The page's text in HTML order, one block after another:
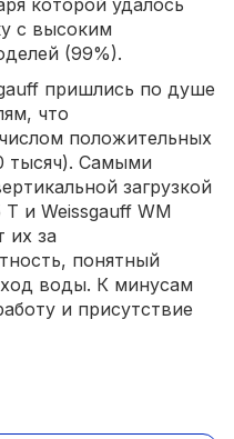
которой удалось
с высоким
(99%).
пришлись по душе
что
положительных
тысяч). Самыми
загрузкой
и Weissgauff WM
их за
понятный
воды. К минусам
и присутствие